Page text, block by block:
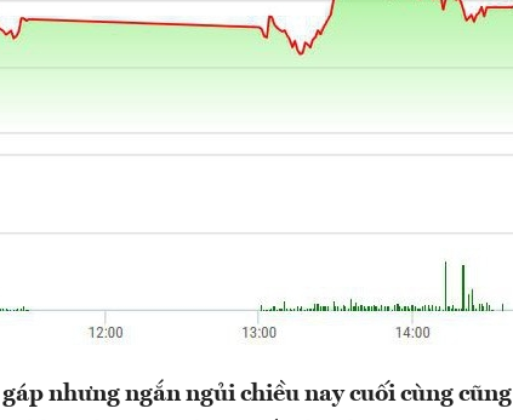
nhưng ngắn ngủi chiều nay cuối cùng cũng